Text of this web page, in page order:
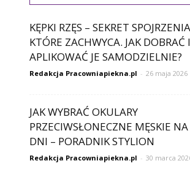
KĘPKI RZĘS – SEKRET
KTÓRE ZACHWYCA. JAK DOBRAĆ I
APLIKOWAĆ JE SAMODZIELNIE?
Redakcja Pracowniapiekna.pl - 26 maja 2026
JAK WYBRAĆ OKULARY
PRZECIWSŁONECZNE MĘSKIE
DNI – PORADNIK STYLION
Redakcja Pracowniapiekna.pl - 30 marca